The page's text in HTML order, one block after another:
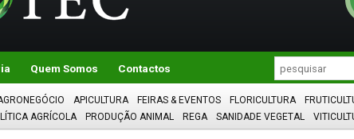
Quem Somos Contactos
APICULTURA FEIRAS & EVENTOS FLORICULTURA
AGRÍCOLA PRODUÇÃO ANIMAL REGA SANIDADE VEGETAL